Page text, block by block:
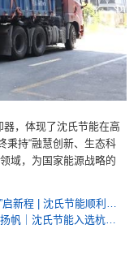
，体现了沈氏节能在高
秉持“融慧创新、生态科
域，为国家能源战略的
沈氏节能:“融慧创新”再获肯，“生态科技”启新程 | 沈氏节能顺利通过国家级专精特新“小巨人”企业复核
沈氏节能:勇立潮头启新程，科创领航正扬帆｜沈氏节能入选杭州市首批“百舸企业”